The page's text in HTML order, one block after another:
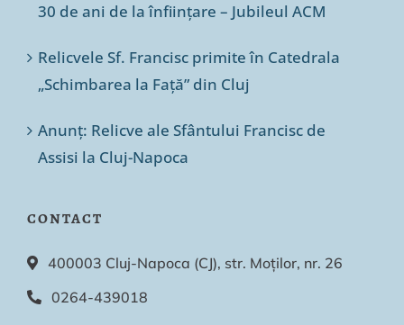
30 de ani de la înființare – Jubileul ACM
Relicvele Sf. Francisc primite în Catedrala
„Schimbarea la Față” din Cluj
Anunț: Relicve ale Sfântului Francisc de
Assisi la Cluj-Napoca
CONTACT
400003 Cluj-Napoca (CJ), str. Moților, nr. 26
0264-439018